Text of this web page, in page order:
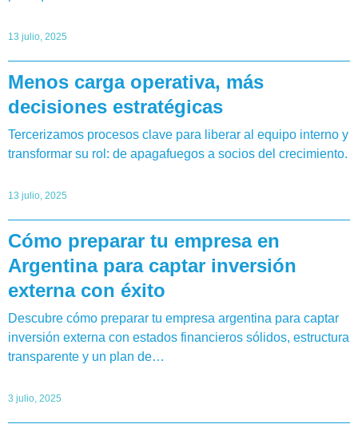
13 julio, 2025
Menos carga operativa, más
decisiones estratégicas
Tercerizamos procesos clave para liberar al equipo interno y
transformar su rol: de apagafuegos a socios del crecimiento.
13 julio, 2025
Cómo preparar tu empresa en
Argentina para captar inversión
externa con éxito
Descubre cómo preparar tu empresa argentina para captar
inversión externa con estados financieros sólidos, estructura
transparente y un plan de…
3 julio, 2025